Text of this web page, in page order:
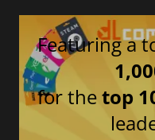
Featuring a
for thetop